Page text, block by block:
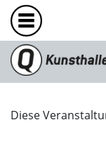
Diese